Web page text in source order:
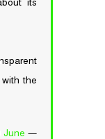
the
— Seyed Abbas Araghchi (@araghchi)
June